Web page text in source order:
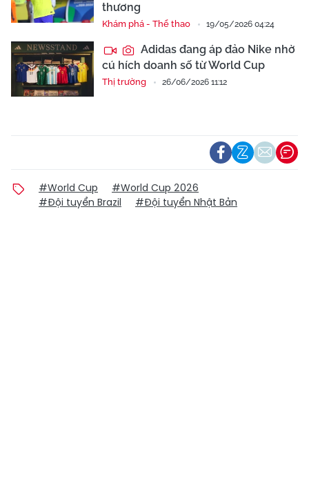
thương
Khám phá - Thể thao 19/05/2026 04:24
Adidas đang áp đảo Nike nhờ
cú hích doanh số từ World Cup
Thị trường 26/06/2026 11:12
#World Cup
#World Cup 2026
#Đội tuyển Brazil
#Đội tuyển Nhật Bản